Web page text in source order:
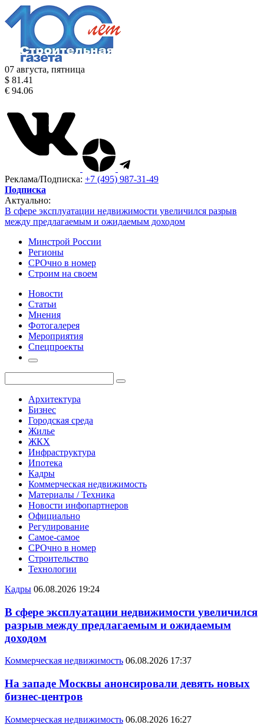
07 августа, пятница
$ 81.41
€ 94.06
Реклама/Подписка: +7 (495) 987-31-49
Подписка
Актуально:
В сфере эксплуатации недвижимости увеличился разрыв
между предлагаемым и ожидаемым доходом
Минстрой России
Регионы
СРОчно в номер
Строим на своем
Новости
Статьи
Мнения
Фотогалерея
Мероприятия
Спецпроекты
Архитектура
Бизнес
Городская среда
Жилье
ЖКХ
Инфраструктура
Ипотека
Кадры
Коммерческая недвижимость
Материалы / Техника
Новости инфопартнеров
Официально
Регулирование
Самое-самое
СРОчно в номер
Строительство
Технологии
Кадры 06.08.2026 19:24
В сфере эксплуатации недвижимости увеличился
разрыв между предлагаемым и ожидаемым
доходом
Коммерческая недвижимость 06.08.2026 17:37
На западе Москвы анонсировали девять новых
бизнес-центров
Коммерческая недвижимость 06.08.2026 16:27